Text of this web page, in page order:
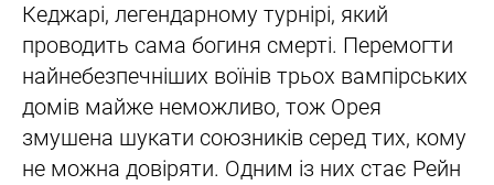
Кеджарі, легендарному турнірі, який
проводить сама богиня смерті. Перемогти
найнебезпечніших воїнів трьох вампірських
домів майже неможливо, тож Орея
змушена шукати союзників серед тих, кому
не можна довіряти. Одним із них стає Рейн